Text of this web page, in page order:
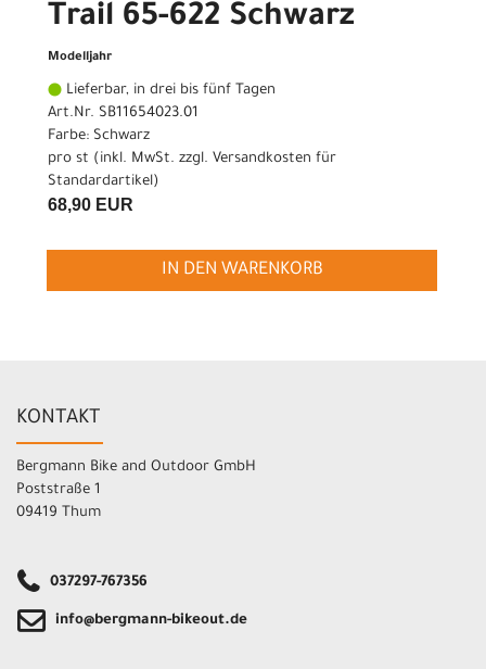
Trail 65-622 Schwarz
Modelljahr
Lieferbar, in drei bis fünf Tagen
Art.Nr. SB11654023.01
Farbe: Schwarz
pro st (inkl. MwSt. zzgl. Versandkosten für
Standardartikel)
68,90 EUR
IN DEN WARENKORB
KONTAKT
Bergmann Bike and Outdoor GmbH
Poststraße 1
09419 Thum
037297-767356
info@bergmann-bikeout.de